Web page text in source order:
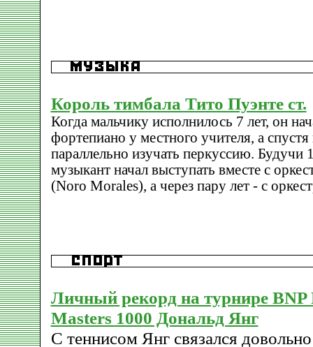
Король тимбала Тито Пуэнте ст.
Когда мальчику исполнилось 7 лет, он
фортепиано у местного учителя, а спустя
параллельно изучать перкуссию. Будучи
музыкант начал выступать вместе с
(Noro Morales), а через пару лет - с
Личный рекорд на турнире BNP
Masters 1000 Дональд Янг
С теннисом Янг связался